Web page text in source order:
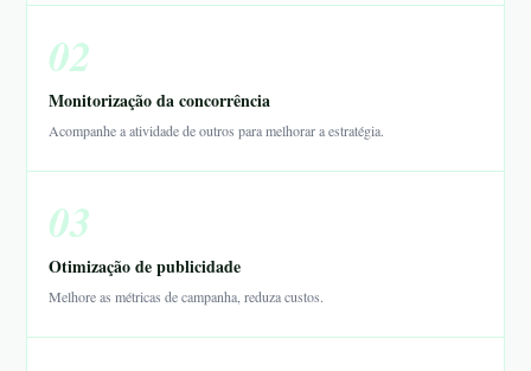
02
Monitorização da concorrência
Acompanhe a atividade de outros para melhorar a estratégia.
03
Otimização de publicidade
Melhore as métricas de campanha, reduza custos.